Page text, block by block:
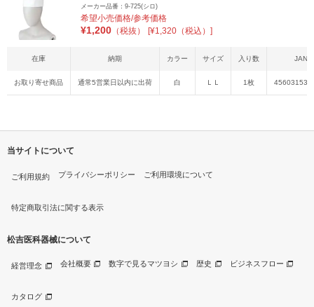
メーカー品番：9-725(シロ)
希望小売価格/参考価格
¥1,200 （税抜） [¥1,320（税込）]
在庫 納期 カラー サイズ 入り数 JAN
お取り寄せ商品 通常5営業日以内に出荷 白 ＬＬ 1枚
当サイトについて
ご利用規約 プライバシーポリシー ご利用環境について
特定商取引法に関する表示
松吉医科器械について
経営理念 会社概要 数字で見るマツヨシ 歴史 ビジネスフロー
カタログ